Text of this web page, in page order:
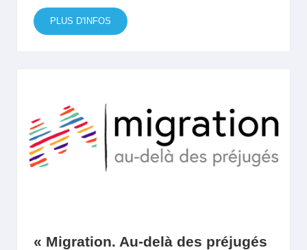
PLUS D'INFOS
« Migration. Au-delà des préjugés